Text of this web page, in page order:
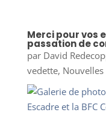
Merci pour vos
passation de
par David
vedette, Nouvelles